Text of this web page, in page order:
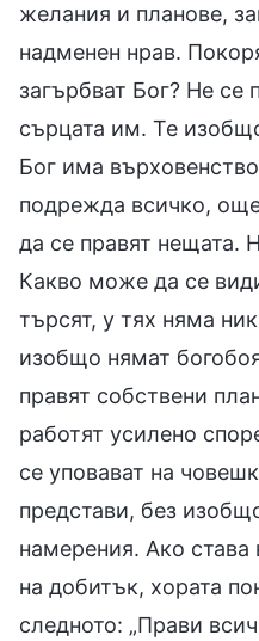
желания и планове,
надменен нрав.
загърбват Бог? Не се
сърцата им. Те
Бог има
подрежда всичко,
да се правят нещата.
Какво може да се
търсят, у тях няма
изобщо нямат
правят собствени
работят усилено
се уповават на
представи, без
намерения. Ако става
на добитък, хората
следното: „Прави